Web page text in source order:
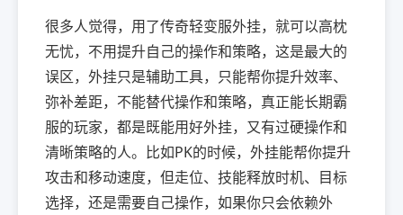
很多人觉得，用了传奇轻变服外挂，就可以高枕
无忧，不用提升自己的操作和策略，这是最大的
误区，外挂只是辅助工具，只能帮你提升效率、
弥补差距，不能替代操作和策略，真正能长期霸
服的玩家，都是既能用好外挂，又有过硬操作和
清晰策略的人。比如PK的时候，外挂能帮你提升
攻击和移动速度，但走位、技能释放时机、目标
选择，还是需要自己操作，如果你只会依赖外